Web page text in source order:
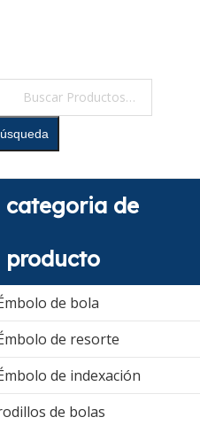
categoria de
producto
de bola
de resorte
de indexación
de bolas